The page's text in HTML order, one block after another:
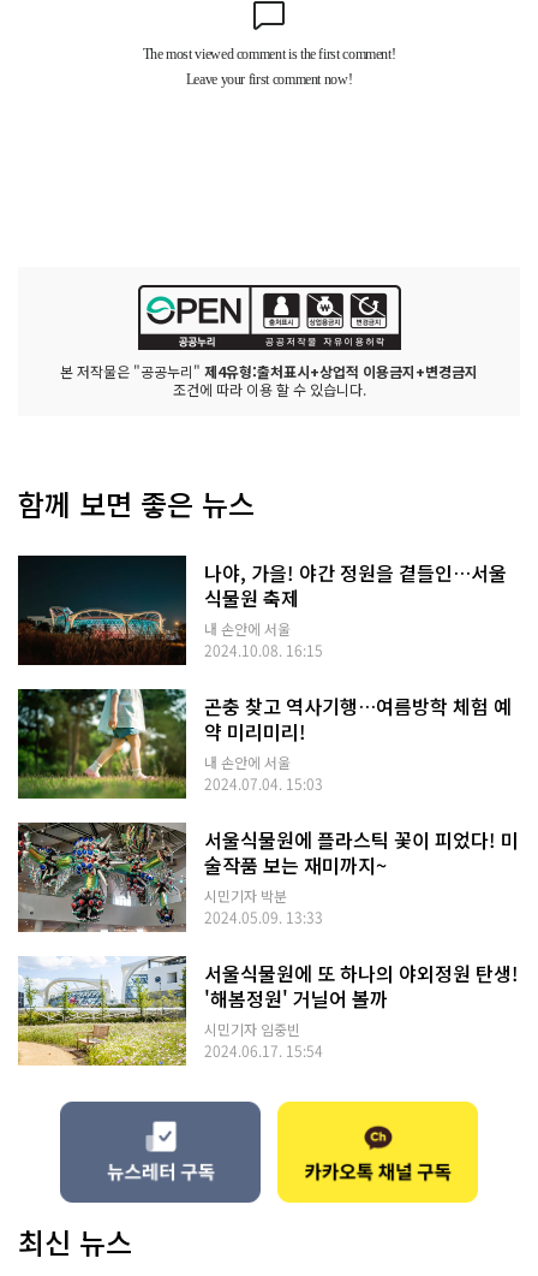
본 저작물은 "공공누리" 제4유형:출처표시+상업적 이용금지+변경금지
조건에 따라 이용 할 수 있습니다.
함께 보면 좋은 뉴스
나야, 가을! 야간 정원을 곁들인…서울
식물원 축제
내 손안에 서울
2024.10.08. 16:15
곤충 찾고 역사기행…여름방학 체험 예
약 미리미리!
내 손안에 서울
2024.07.04. 15:03
서울식물원에 플라스틱 꽃이 피었다! 미
술작품 보는 재미까지~
시민기자 박분
2024.05.09. 13:33
서울식물원에 또 하나의 야외정원 탄생!
'해봄정원' 거닐어 볼까
시민기자 임중빈
2024.06.17. 15:54
최신 뉴스